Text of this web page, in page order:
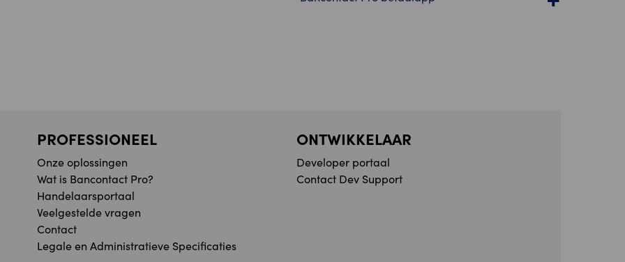
PROFESSIONEEL
Onze oplossingen
Wat is Bancontact Pro?
Handelaarsportaal
Veelgestelde vragen
Contact
Legale en Administratieve Specificaties
ONTWIKKELAAR
Developer portaal
Contact Dev Support